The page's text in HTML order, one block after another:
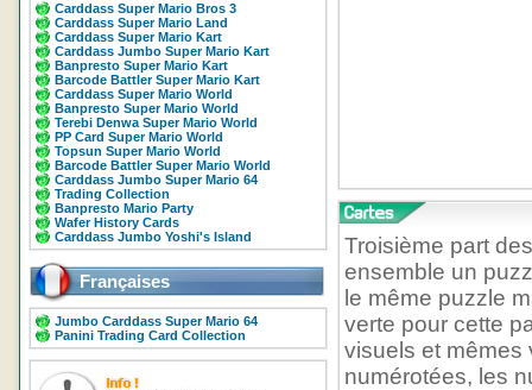
Carddass Super Mario Bros 3
Carddass Super Mario Land
Carddass Super Mario Kart
Carddass Jumbo Super Mario Kart
Banpresto Super Mario Kart
Barcode Battler Super Mario Kart
Carddass Super Mario World
Banpresto Super Mario World
Terebi Denwa Super Mario World
PP Card Super Mario World
Topsun Super Mario World
Barcode Battler Super Mario World
Carddass Jumbo Super Mario 64
Trading Collection
Banpresto Mario Party
Wafer History Cards
Carddass Jumbo Yoshi's Island
Françaises
Jumbo Carddass Super Mario 64
Panini Trading Card Collection
Troisième part
ensemble un
le même puzzle
verte pour cette
visuels et mêmes
numérotées, les